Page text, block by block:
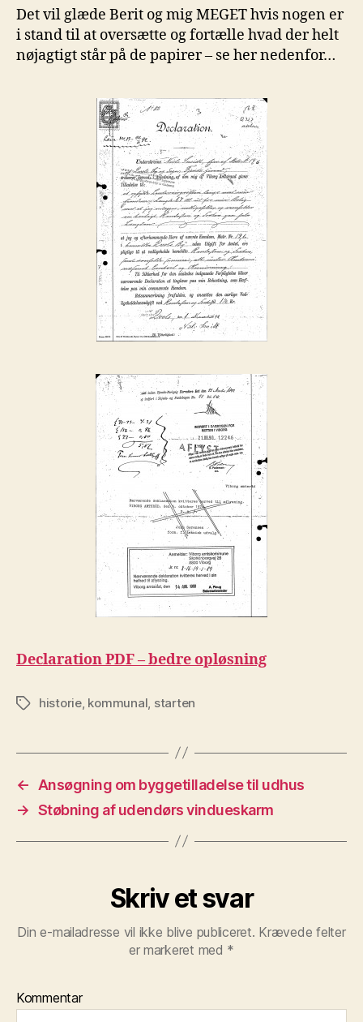
Det vil glæde Berit og mig MEGET hvis nogen er
i stand til at oversætte og fortælle hvad der helt
nøjagtigt står på de papirer – se her nedenfor…
Declaration PDF – bedre opløsning
Tagshistorie, kommunal starten
←
Ansøgning om byggetilladelse til udhus
→ Støbning af udendørs vindueskarm
Skriv et svar
Din e-mailadresse vil ikke blive publiceret. Krævede felter
er markeret med *
Kommentar